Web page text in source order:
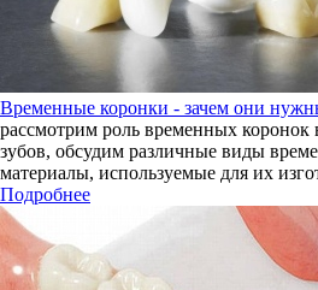
Временные коронки - зачем они
рассмотрим роль временных коронок
зубов, обсудим различные виды
материалы, используемые для их
Подробнее